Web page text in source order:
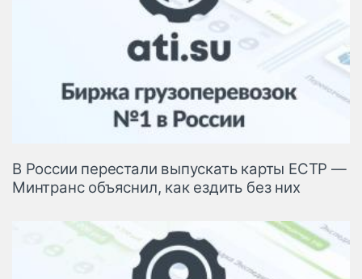
В России перестали выпускать карты ЕСТР —
Минтранс объяснил, как ездить без них